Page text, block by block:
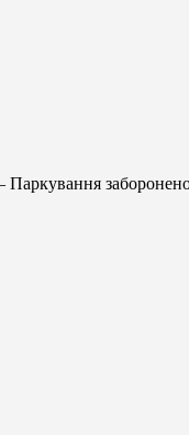
Паркування